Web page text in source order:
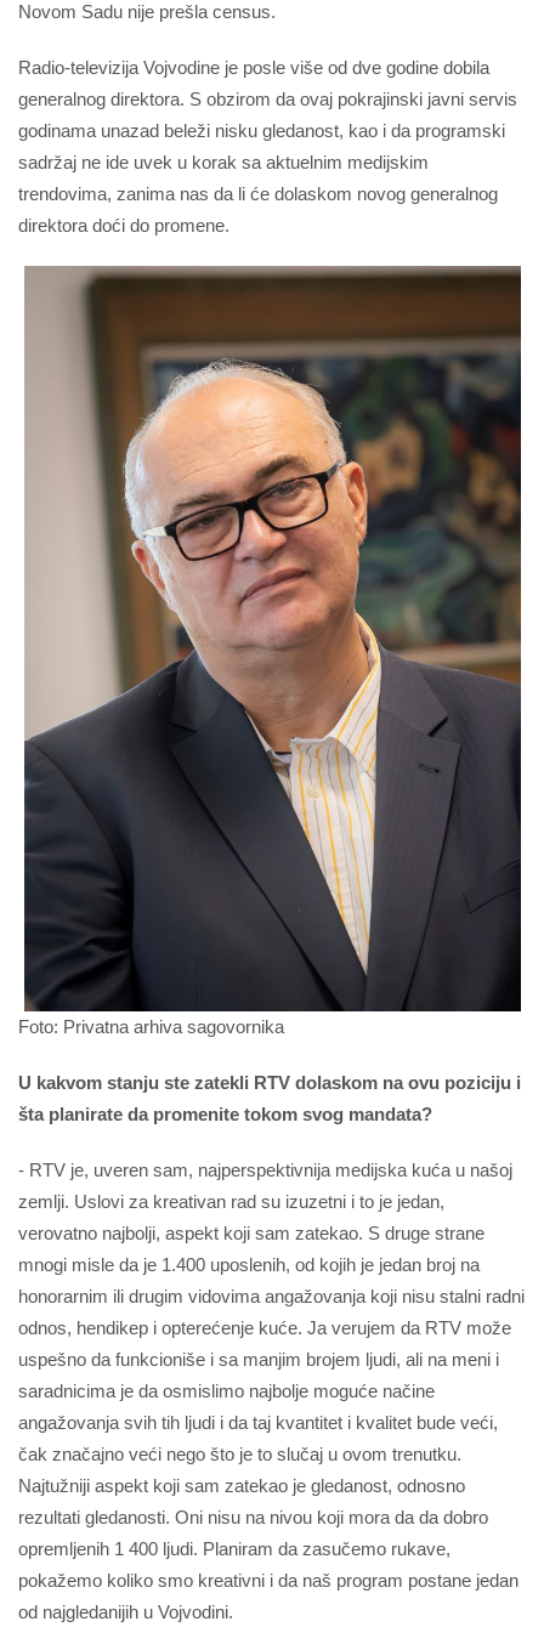
Novom Sadu nije prešla census.
Radio-televizija Vojvodine je posle više od dve godine dobila
generalnog direktora. S obzirom da ovaj pokrajinski javni servis
godinama unazad beleži nisku gledanost, kao i da programski
sadržaj ne ide uvek u korak sa aktuelnim medijskim
trendovima, zanima nas da li će dolaskom novog generalnog
direktora doći do promene.
Foto: Privatna arhiva sagovornika
U kakvom stanju ste zatekli RTV dolaskom na ovu poziciju i
šta planirate da promenite tokom svog mandata?
- RTV je, uveren sam, najperspektivnija medijska kuća u našoj
zemlji. Uslovi za kreativan rad su izuzetni i to je jedan,
verovatno najbolji, aspekt koji sam zatekao. S druge strane
mnogi misle da je 1.400 uposlenih, od kojih je jedan broj na
honorarnim ili drugim vidovima angažovanja koji nisu stalni radni
odnos, hendikep i opterećenje kuće. Ja verujem da RTV može
uspešno da funkcioniše i sa manjim brojem ljudi, ali na meni i
saradnicima je da osmislimo najbolje moguće načine
angažovanja svih tih ljudi i da taj kvantitet i kvalitet bude veći,
čak značajno veći nego što je to slučaj u ovom trenutku.
Najtužniji aspekt koji sam zatekao je gledanost, odnosno
rezultati gledanosti. Oni nisu na nivou koji mora da da dobro
opremljenih 1 400 ljudi. Planiram da zasučemo rukave,
pokažemo koliko smo kreativni i da naš program postane jedan
od najgledanijih u Vojvodini.